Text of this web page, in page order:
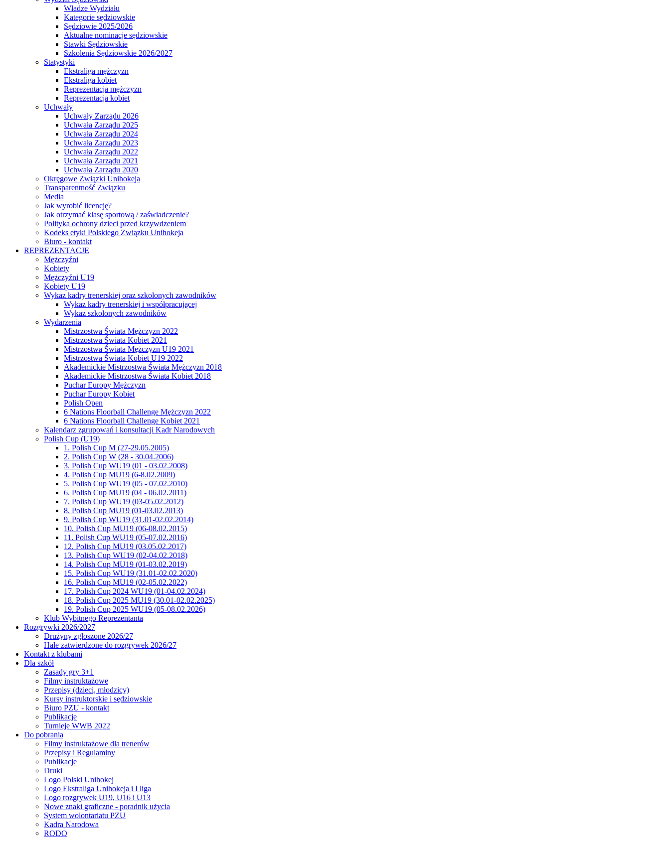
Władze Wydziału
Kategorie sędziowskie
Sędziowie 2025/2026
Aktualne nominacje sędziowskie
Stawki Sędziowskie
Szkolenia Sędziowskie 2026/2027
Statystyki
Ekstraliga mężczyzn
Ekstraliga kobiet
Reprezentacja mężczyzn
Reprezentacja kobiet
Uchwały
Uchwały Zarządu 2026
Uchwała Zarządu 2025
Uchwała Zarządu 2024
Uchwała Zarządu 2023
Uchwała Zarządu 2022
Uchwała Zarządu 2021
Uchwała Zarządu 2020
Okręgowe Związki Unihokeja
Transparentność Związku
Media
Jak wyrobić licencję?
Jak otrzymać klasę sportową / zaświadczenie?
Polityka ochrony dzieci przed krzywdzeniem
Kodeks etyki Polskiego Związku Unihokeja
Biuro - kontakt
REPREZENTACJE
Mężczyźni
Kobiety
Mężczyźni U19
Kobiety U19
Wykaz kadry trenerskiej oraz szkolonych zawodników
Wykaz kadry trenerskiej i współpracującej
Wykaz szkolonych zawodników
Wydarzenia
Mistrzostwa Świata Mężczyzn 2022
Mistrzostwa Świata Kobiet 2021
Mistrzostwa Świata Mężczyzn U19 2021
Mistrzostwa Świata Kobiet U19 2022
Akademickie Mistrzostwa Świata Mężczyzn 2018
Akademickie Mistrzostwa Świata Kobiet 2018
Puchar Europy Mężczyzn
Puchar Europy Kobiet
Polish Open
6 Nations Floorball Challenge Mężczyzn 2022
6 Nations Floorball Challenge Kobiet 2021
Kalendarz zgrupowań i konsultacji Kadr Narodowych
Polish Cup (U19)
1. Polish Cup M (27-29.05.2005)
2. Polish Cup W (28 - 30.04.2006)
3. Polish Cup WU19 (01 - 03.02.2008)
4. Polish Cup MU19 (6-8.02.2009)
5. Polish Cup WU19 (05 - 07.02.2010)
6. Polish Cup MU19 (04 - 06.02.2011)
7. Polish Cup WU19 (03-05.02.2012)
8. Polish Cup MU19 (01-03.02.2013)
9. Polish Cup WU19 (31.01-02.02.2014)
10. Polish Cup MU19 (06-08.02.2015)
11. Polish Cup WU19 (05-07.02.2016)
12. Polish Cup MU19 (03.05.02.2017)
13. Polish Cup WU19 (02-04.02.2018)
14. Polish Cup MU19 (01-03.02.2019)
15. Polish Cup WU19 (31.01-02.02.2020)
16. Polish Cup MU19 (02-05.02.2022)
17. Polish Cup 2024 WU19 (01-04.02.2024)
18. Polish Cup 2025 MU19 (30.01-02.02.2025)
19. Polish Cup 2025 WU19 (05-08.02.2026)
Klub Wybitnego Reprezentanta
Rozgrywki 2026/2027
Drużyny zgłoszone 2026/27
Hale zatwierdzone do rozgrywek 2026/27
Kontakt z klubami
Dla szkół
Zasady gry 3+1
Filmy instruktażowe
Przepisy (dzieci, młodzicy)
Kursy instruktorskie i sędziowskie
Biuro PZU - kontakt
Publikacje
Turnieje WWB 2022
Do pobrania
Filmy instruktażowe dla trenerów
Przepisy i Regulaminy
Publikacje
Druki
Logo Polski Unihokej
Logo Ekstraliga Unihokeja i I liga
Logo rozgrywek U19, U16 i U13
Nowe znaki graficzne - poradnik użycia
System wolontariatu PZU
Kadra Narodowa
RODO